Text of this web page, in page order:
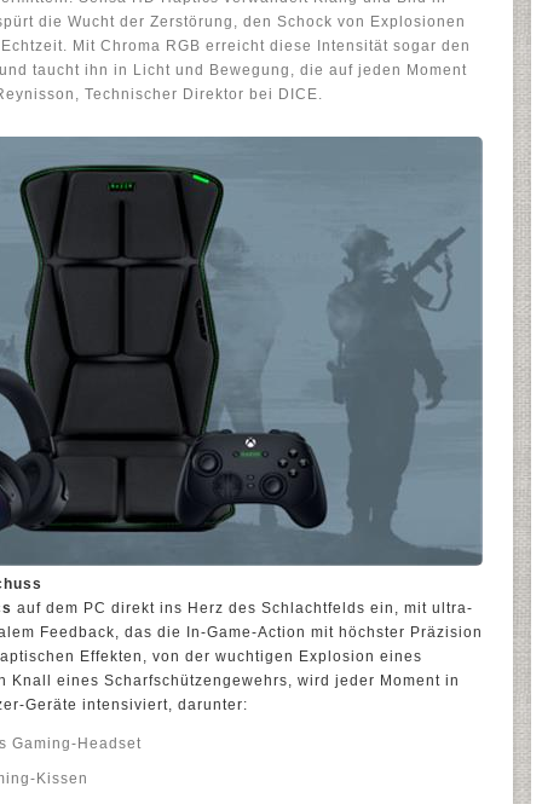
die Wucht der Zerstörung, den Schock von Explosionen
Mit Chroma RGB erreicht diese Intensität sogar den
taucht ihn in Licht und Bewegung, die auf jeden Moment
Technischer Direktor bei DICE.
auf dem PC direkt ins Herz des Schlachtfelds ein, mit ultra-
Feedback, das die In-Game-Action mit höchster Präzision
Effekten, von der wuchtigen Explosion eines
Knall eines Scharfschützengewehrs, wird jeder Moment in
Geräte intensiviert, darunter:
Gaming-Headset
Kissen